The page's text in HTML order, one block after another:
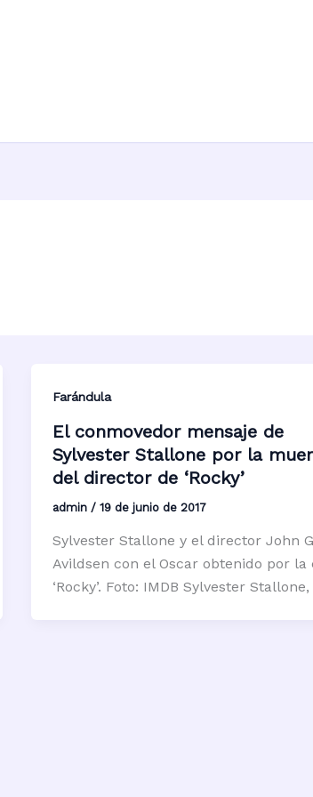
Farándula
El conmovedor mensaje de
Sylvester Stallone por la
del director de ‘Rocky’
admin / 19 de junio de 2017
Sylvester Stallone y el director John
Avildsen con el Oscar obtenido por la
‘Rocky’. Foto: IMDB Sylvester Stallone,